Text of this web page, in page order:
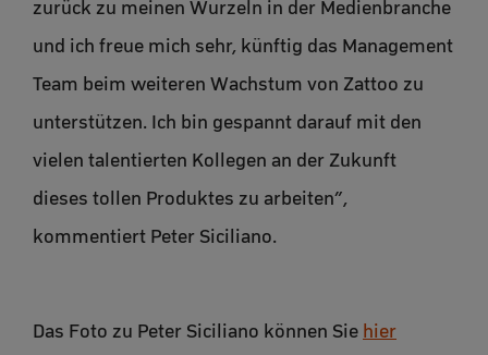
zurück zu meinen Wurzeln in der Medienbranche
und ich freue mich sehr, künftig das Management
Team beim weiteren Wachstum von Zattoo zu
unterstützen. Ich bin gespannt darauf mit den
vielen talentierten Kollegen an der Zukunft
dieses tollen Produktes zu arbeiten”,
kommentiert Peter Siciliano.
Das Foto zu Peter Siciliano können Sie hier